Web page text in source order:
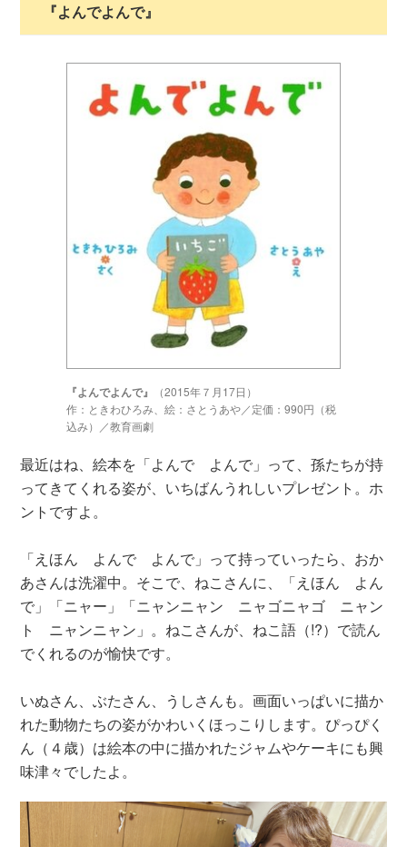
『よんでよんで』
『よんでよんで』
（2015年７月17日）
作：ときわひろみ、絵：さとうあや／定価：990円（税
込み）／教育画劇
最近はね、絵本を「よんで よんで」って、孫たちが持
ってきてくれる姿が、いちばんうれしいプレゼント。ホ
ントですよ。
「えほん よんで よんで」って持っていったら、おか
あさんは洗濯中。そこで、ねこさんに、「えほん よん
で」「ニャー」「ニャンニャン ニャゴニャゴ ニャン
ト ニャンニャン」。ねこさんが、ねこ語（!?）で読ん
でくれるのが愉快です。
いぬさん、ぶたさん、うしさんも。画面いっぱいに描か
れた動物たちの姿がかわいくほっこりします。ぴっぴく
ん（４歳）は絵本の中に描かれたジャムやケーキにも興
味津々でしたよ。